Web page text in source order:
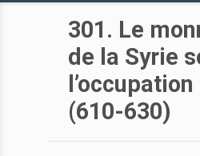
301. Le
de la Syrie
(610-630)